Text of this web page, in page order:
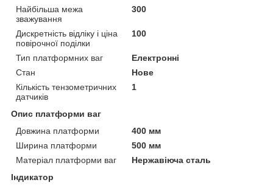
Найбільша межа
зважування
300
Дискретність відліку і ціна
повірочної поділки
100
Тип платформних ваг
Електронні
Стан
Нове
Кількість тензометричних
датчиків
1
Опис платформи ваг
Довжина платформи
400 мм
Ширина платформи
500 мм
Матеріал платформи ваг
Нержавіюча сталь
Індикатор